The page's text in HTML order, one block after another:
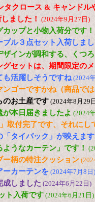
タクロース & キャンドル
ました！ (2024年9月27日)
ップと小物入荷分です！
ブル３点セット入荷しま
ザインが調和する、くつ
グセットは、期間限定の
も活躍しそうですね(2024
ンゴーですかね（商品で
のお土産です (2024年8月29
が本日届きましたよ (2024
」取付完了です、それに
「タイバック」が映えま
うなカーテン」です！
ー柄の特注クッション
ーカーテンを (2024年7月8日)
成しました (2024年6月22日)
ト入荷です (2024年6月21日)